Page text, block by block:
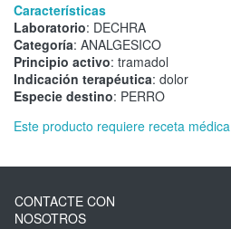
Características
Laboratorio: DECHRA
Categoría: ANALGESICO
Principio activo: tramadol
Indicación terapéutica: dolor
Especie destino: PERRO
Este producto requiere receta médica
CONTACTE CON
NOSOTROS